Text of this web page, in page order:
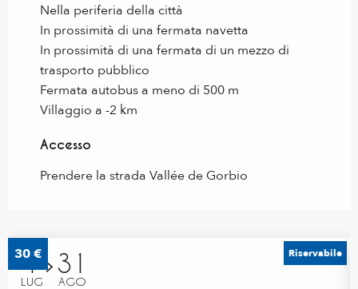
Nella periferia della città
In prossimità di una fermata navetta
In prossimità di una fermata di un mezzo di
trasporto pubblico
Fermata autobus a meno di 500 m
Villaggio a -2 km
Accesso
Accesso
Prendere la strada Vallée de Gorbio
30€
1
LUG
31
AGO
Riservabile